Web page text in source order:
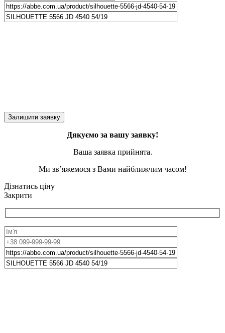
Дякуємо за вашу заявку!
Ваша заявка прийнята.
Ми зв’яжемося з Вами найближчим часом!
Дізнатись ціну
Закрити